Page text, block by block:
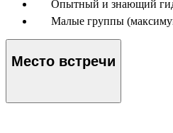
Опытный и знающий
Малые группы
Место встречи